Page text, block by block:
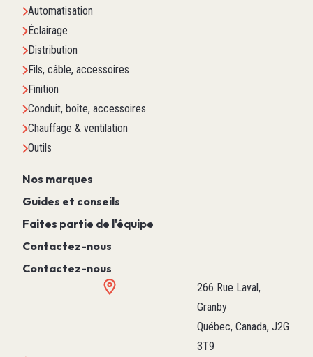
Automatisation
Éclairage
Distribution
Fils, câble, accessoires
Finition
Conduit, boîte, accessoires
Chauffage & ventilation
Outils
Nos marques
Guides et conseils
Faites partie de l'équipe
Contactez-nous
Contactez-nous
266 Rue Laval,
Granby
Québec, Canada, J2G
3T9